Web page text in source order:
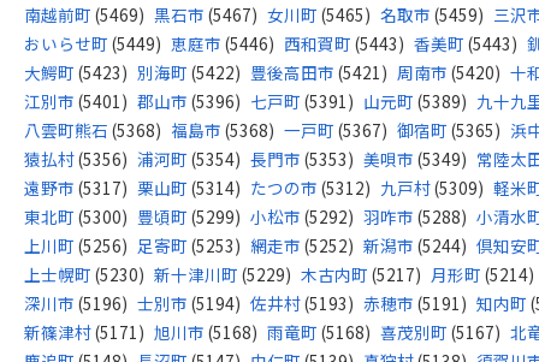
南越前町 (5469) 黒石市 (5467) 女川町 (5465) 名取市 (5459) 三沢
おいらせ町 (5449) 恵庭市 (5446) 西和賀町 (5443) 香美町 (5443)
大鰐町 (5423) 別海町 (5422) 豊後高田市 (5421) 周南市 (5420) 十
江別市 (5401) 郡山市 (5396) 七戸町 (5391) 山元町 (5389) 九十九
八雲町熊石 (5368) 福島市 (5368) 一戸町 (5367) 御宿町 (5365) 浜
猿払村(5356) 浦河町 (5354) 長門市 (5353) 美唄市 (5349) 常陸太
遠野市 (5317) 栗山町 (5314) たつの市 (5312) 九戸村(5309) 軽米
東北町 (5300) 豊頃町 (5299) 小松市 (5292) 羽咋市 (5288) 小清水
上川町 (5256) 足寄町 (5253) 網走市 (5252) 新潟市 (5244) 倶知安
上士幌町 (5230) 新十津川町 (5229) 木古内町 (5217) 月形町 (5214)
深川市 (5196) 士別市 (5194) 佐井村(5193) 赤穂市 (5191) 知内町
新篠津村(5171) 旭川市 (5168) 雨竜町 (5168) 喜茂別町 (5167) 北